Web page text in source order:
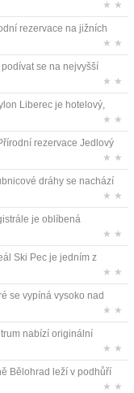
★ ★
rezervace na jižních
★ ★
se na nejvyšší
★ ★
Liberec je hotelový,
★ ★
rezervace Jedlový
★ ★
dráhy se nachází
★ ★
je oblíbená
★ ★
Ski Pec je jedním z
★ ★
se vypíná vysoko nad
★ ★
nabízí originální
★ ★
Bělohrad leží v podhůří
★ ★